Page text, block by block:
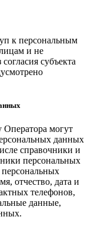
к персональным
и не
субъекта
Оператора могут
данных
справочники и
персональных
персональных
отчество, дата и
телефонов,
данные,